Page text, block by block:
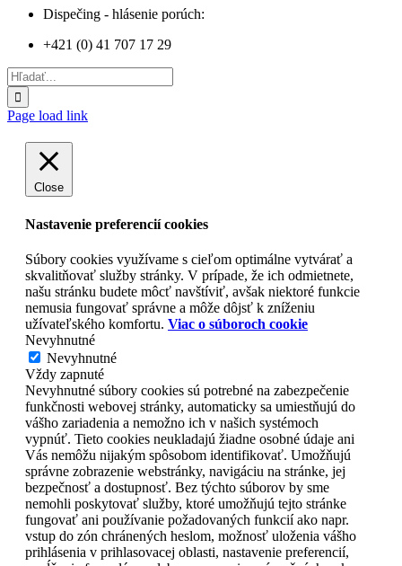
Dispečing - hlásenie porúch:
+421 (0) 41 707 17 29
Hľadať:
Page load link
Close
Nastavenie preferencií cookies
Súbory cookies využívame s cieľom optimálne vytvárať a
skvalitňovať služby stránky. V prípade, že ich odmietnete,
našu stránku budete môcť navštíviť, avšak niektoré funkcie
nemusia fungovať správne a môže dôjsť k zníženiu
užívateľského komfortu. Viac o súboroch cookie
Nevyhnutné
Nevyhnutné
Vždy zapnuté
Nevyhnutné súbory cookies sú potrebné na zabezpečenie
funkčnosti webovej stránky, automaticky sa umiestňujú do
vášho zariadenia a nemožno ich v našich systémoch
vypnúť. Tieto cookies neukladajú žiadne osobné údaje ani
Vás nemôžu nijakým spôsobom identifikovať. Umožňujú
správne zobrazenie webstránky, navigáciu na stránke, jej
bezpečnosť a dostupnosť. Bez týchto súborov by sme
nemohli poskytovať služby, ktoré umožňujú tejto stránke
fungovať ani používanie požadovaných funkcií ako napr.
vstup do zón chránených heslom, možnosť uloženia vášho
prihlásenia v prihlasovacej oblasti, nastavenie preferencií,